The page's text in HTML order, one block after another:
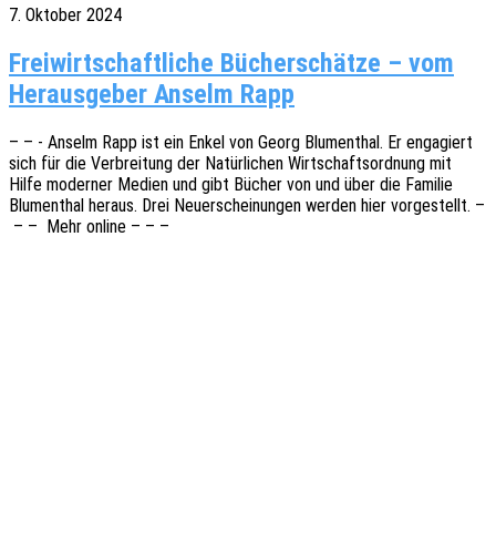
7. Oktober 2024
Freiwirtschaftliche Bücherschätze – vom
Herausgeber Anselm Rapp
– – - Anselm Rapp ist ein Enkel von Georg Blumen­thal. Er enga­giert
sich für die Verbrei­tung der Natür­li­chen Wirt­schafts­ord­nung mit
Hilfe moder­ner Medien und gibt Bücher von und über die Fami­lie
Blumen­thal heraus. Drei Neuerschei­nun­gen werden hier vorge­stellt. –
– – Mehr online – – –